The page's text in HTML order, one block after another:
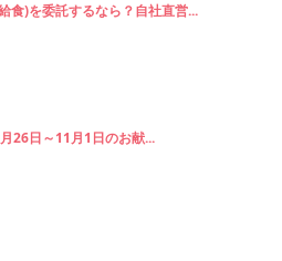
食)を委託するなら？自社直営...
26日～11月1日のお献...